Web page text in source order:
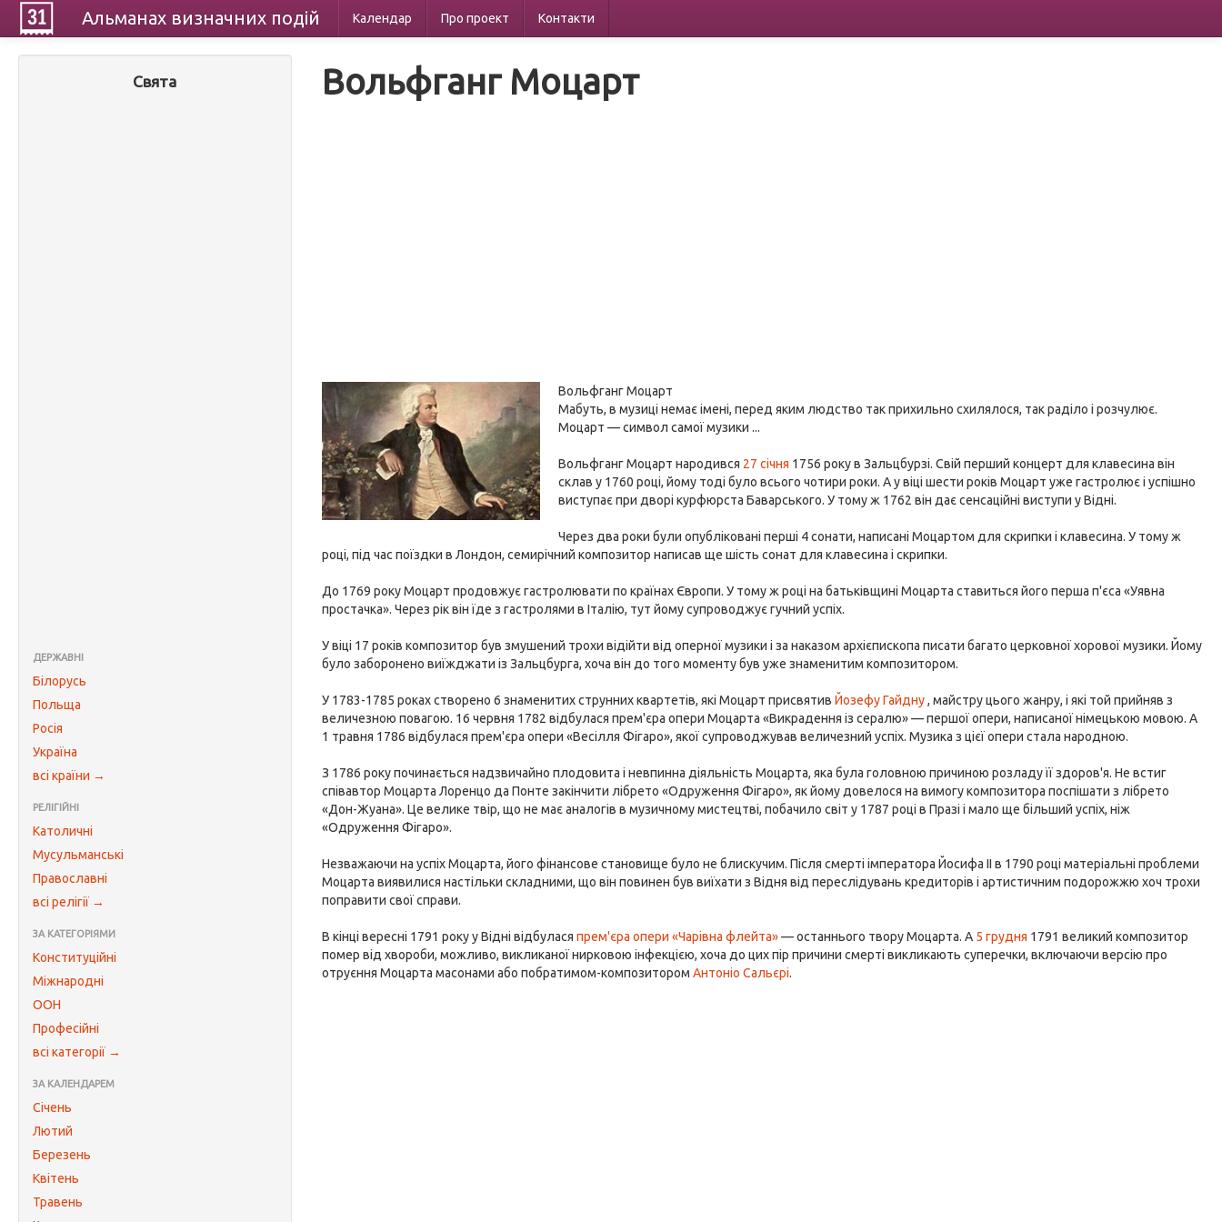
Альманах визначних подій Календар Про проект Контакти
Свята
ДЕРЖАВНІ
Білорусь
Польща
Росія
Україна
всі країни →
РЕЛІГІЙНІ
Католичні
Мусульманські
Православні
всі релігії →
ЗА КАТЕГОРІЯМИ
Конституційні
Міжнародні
ООН
Професійні
всі категорії →
ЗА КАЛЕНДАРЕМ
Січень
Лютий
Березень
Квітень
Травень
Вольфганг Моцарт
Вольфганг Моцарт
Мабуть, в музиці немає імені, перед яким людство так прихильно схилялося, так раділо і розчулює.
Моцарт — символ самої музики ...
Вольфганг Моцарт народився 27 січня 1756 року в Зальцбурзі. Свій перший концерт для клавесина він
склав у 1760 році, йому тоді було всього чотири роки. А у віці шести років Моцарт уже гастролює і успішно
виступає при дворі курфюрста Баварського. У тому ж 1762 він дає сенсаційні виступи у Відні.
Через два роки були опубліковані перші 4 сонати, написані Моцартом для скрипки і клавесина. У тому ж
році, під час поїздки в Лондон, семирічний композитор написав ще шість сонат для клавесина і скрипки.
До 1769 року Моцарт продовжує гастролювати по країнах Європи. У тому ж році на батьківщині Моцарта ставиться його перша п'єса «Уявна
простачка». Через рік він їде з гастролями в Італію, тут йому супроводжує гучний успіх.
У віці 17 років композитор був змушений трохи відійти від оперної музики і за наказом архієпископа писати багато церковної хорової музики. Йому
було заборонено виїжджати із Зальцбурга, хоча він до того моменту був уже знаменитим композитором.
У 1783-1785 роках створено 6 знаменитих струнних квартетів, які Моцарт присвятивЙозефу Гайдну, майстру цього жанру, і які той прийняв з
величезною повагою. 16 червня 1782 відбулася прем'єра опери Моцарта «Викрадення із сералю» — першої опери, написаної німецькою мовою. А
1 травня 1786 відбулася прем'єра опери «Весілля Фігаро», якої супроводжував величезний успіх. Музика з цієї опери стала народною.
З 1786 року починається надзвичайно плодовита і невпинна діяльність Моцарта, яка була головною причиною розладу її здоров'я. Не встиг
співавтор Моцарта Лоренцо да Понте закінчити лібрето «Одруження Фігаро», як йому довелося на вимогу композитора поспішати з лібрето
«Дон-Жуана». Це велике твір, що не має аналогів в музичному мистецтві, побачило світ у 1787 році в Празі і мало ще більший успіх, ніж
«Одруження Фігаро».
Незважаючи на успіх Моцарта, його фінансове становище було не блискучим. Після смерті імператора Йосифа II в 1790 році матеріальні проблеми
Моцарта виявилися настільки складними, що він повинен був виїхати з Відня від переслідувань кредиторів і артистичним подорожжю хоч трохи
поправити свої справи.
В кінці вересні 1791 року у Відні відбуласяпрем'єра опери «Чарівна флейта»— останнього твору Моцарта. А 5 грудня 1791 великий композитор
помер від хвороби, можливо, викликаної нирковою інфекцією, хоча до цих пір причини смерті викликають суперечки, включаючи версію про
отруєння Моцарта масонами або побратимом-композиторомАнтоніо Сальєрі.